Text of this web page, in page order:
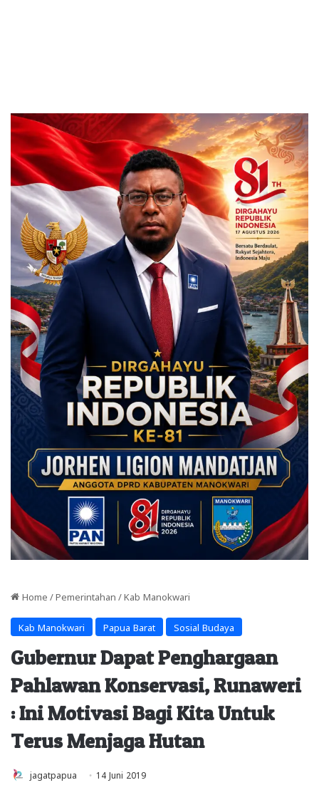
Home / Pemerintahan / Kab Manokwari
Kab Manokwari Papua Barat Sosial Budaya
Gubernur Dapat Penghargaan
Pahlawan Konservasi, Runaweri
: Ini Motivasi Bagi Kita Untuk
Terus Menjaga Hutan
jagatpapua 14 Juni 2019